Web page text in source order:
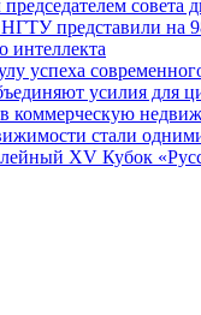
совета
представили на
интеллекта
успеха
усилия для
коммерческую
стали
XV Кубок